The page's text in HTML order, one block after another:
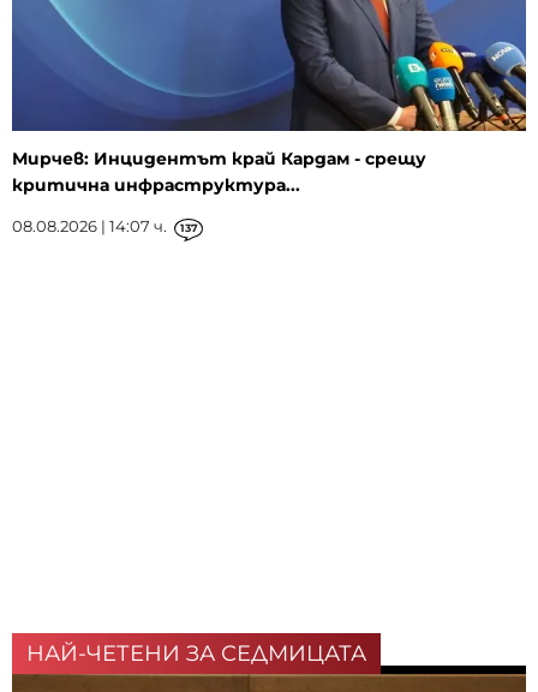
Мирчев: Инцидентът край Кардам - срещу
критична инфраструктура...
08.08.2026 | 14:07 ч. 137
НАЙ-ЧЕТЕНИ ЗА СЕДМИЦАТА